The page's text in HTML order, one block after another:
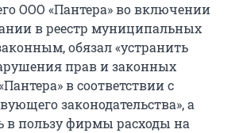
ООО «Пантера» во включении
в реестр муниципальных
обязал «устранить
прав и законных
в соответствии с
законодательства», а
в пользу фирмы расходы на